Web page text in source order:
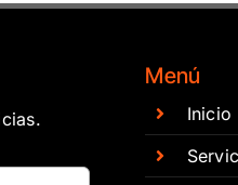
Menú
Inicio